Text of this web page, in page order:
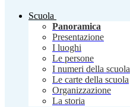
Scuola
Panoramica
Presentazione
I luoghi
Le persone
I numeri della scuola
Le carte della scuola
Organizzazione
La storia